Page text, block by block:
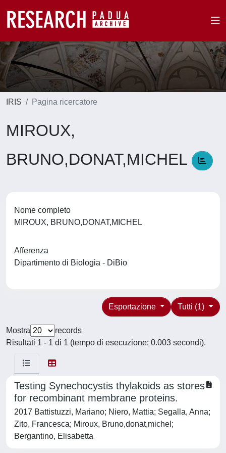
IRIS Pagina ricercatore
MIROUX,
BRUNO,DONAT,MICHEL
Nome completo
MIROUX, BRUNO,DONAT,MICHEL
Afferenza
Dipartimento di Biologia - DiBio
Tutti (1)
Esportazione
Mostra
records
Risultati 1 - 1 di 1 (tempo di esecuzione: 0.003 secondi).
Testing Synechocystis thylakoids as stores
for recombinant membrane proteins.
2017 Battistuzzi, Mariano; Niero, Mattia; Segalla, Anna;
Zito, Francesca; Miroux, Bruno,donat,michel;
Bergantino, Elisabetta